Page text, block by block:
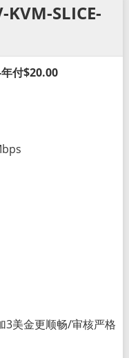
SLICE-
付$20.00
3美金更顺畅/审核严格